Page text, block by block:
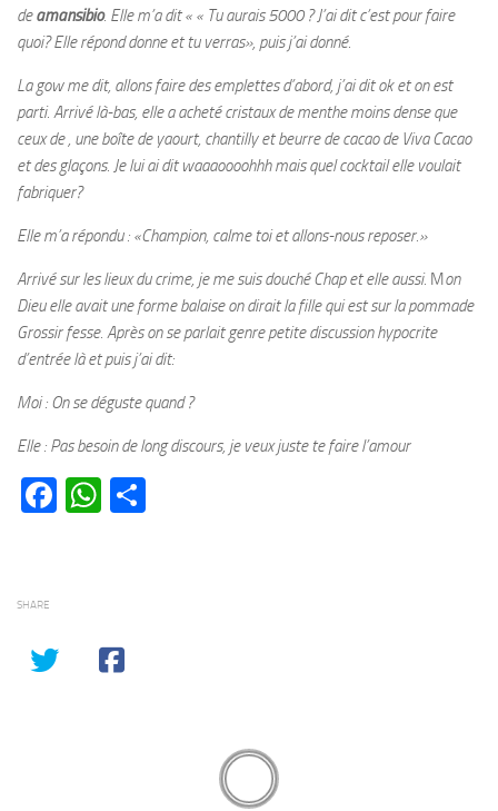
deamansibio. Elle m’a dit « « Tu aurais 5000 ? J’ai dit c’est pour faire
quoi? Elle répond donne et tu verras», puis j’ai donné.
La gow me dit, allons faire des emplettes d’abord, j’ai dit ok et on est
parti. Arrivé là-bas, elle a acheté cristaux de menthe moins dense que
ceux de , une boîte de yaourt, chantilly et beurre de cacao de Viva Cacao
et des glaçons. Je lui ai dit waaaoooohhh mais quel cocktail elle voulait
fabriquer?
Elle m’a répondu : «Champion, calme toi et allons-nous reposer.»
Arrivé sur les lieux du crime, je me suis douché Chap et elle aussi. Mon
Dieu elle avait une forme balaise on dirait la fille qui est sur la pommade
Grossir fesse. Après on se parlait genre petite discussion hypocrite
d’entrée là et puis j’ai dit:
Moi : On se déguste quand ?
Elle : Pas besoin de long discours, je veux juste te faire l’amour
Facebook
WhatsApp
SHARE